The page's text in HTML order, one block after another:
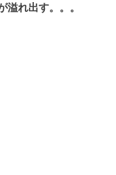
溢れ出す。。。